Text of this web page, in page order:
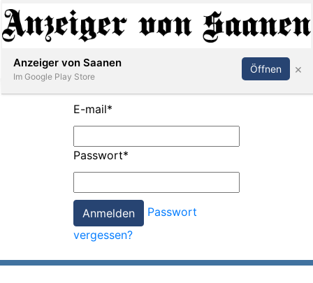
Abonnieren Anmelden
E-mail*
Passwort*
Passwort
vergessen?
Anzeiger von Saanen
Im Google Play Store
Öffnen ×